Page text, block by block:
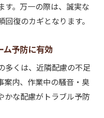
す。万一の際は、誠実な
復のカギとなります。
ム予防に有効
多くは、近隣配慮の不足
案内、作業中の騒音・臭
かな配慮がトラブル予防